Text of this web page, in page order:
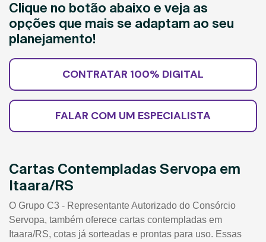
Clique no botão abaixo e veja as
opções que mais se adaptam ao seu
planejamento!
CONTRATAR 100% DIGITAL
FALAR COM UM ESPECIALISTA
Cartas Contempladas Servopa em
Itaara/RS
O Grupo C3 - Representante Autorizado do Consórcio
Servopa, também oferece cartas contempladas em
Itaara/RS, cotas já sorteadas e prontas para uso. Essas